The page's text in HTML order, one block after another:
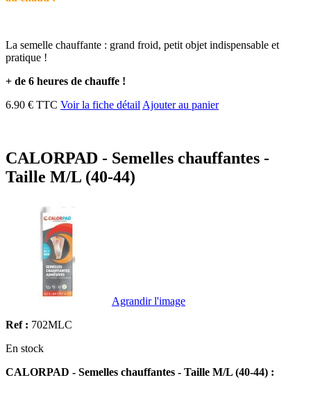
La semelle chauffante : grand froid, petit objet indispensable et
pratique !
+ de 6 heures de chauffe !
6.90 € TTC Voir la fiche détail Ajouter au panier
CALORPAD - Semelles chauffantes -
Taille M/L (40-44)
Agrandir l'image
Ref : 702MLC
En stock
CALORPAD - Semelles chauffantes - Taille M/L (40-44) :